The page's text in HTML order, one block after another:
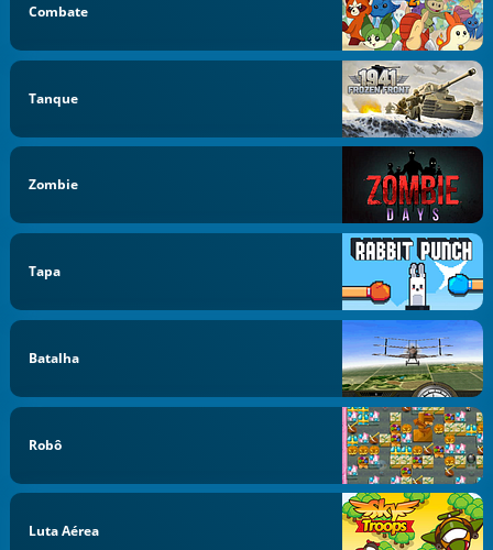
Combate
Tanque
Zombie
Tapa
Batalha
Robô
Luta Aérea